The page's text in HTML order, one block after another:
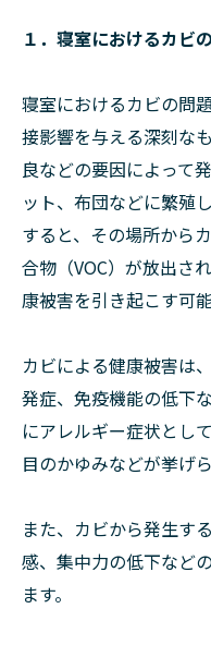
１．寝室におけるカビ
寝室におけるカビの問
接影響を与える深刻な
良などの要因によって
ット、布団などに繁殖
すると、その場所から
合物（VOC）が放出さ
康被害を引き起こす可
カビによる健康被害は
発症、免疫機能の低下
にアレルギー症状とし
目のかゆみなどが挙げら
また、カビから発生す
感、集中力の低下など
ます。